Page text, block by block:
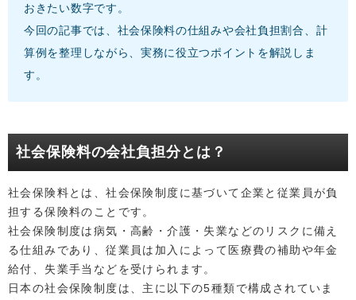
おきたい数字です。
今回の記事では、社会保険料の仕組みや会社負担割合、計
算例を整理しながら、実務に役立つポイントを解説しま
す。
社会保険料の会社負担分とは？
社会保険料とは、社会保険制度に基づいて企業と従業員が負
担する保険料のことです。
社会保険制度は病気・高齢・介護・失業などのリスクに備え
る仕組みであり、従業員は加入によって医療費の補助や年金
給付、失業手当などを受けられます。
日本の社会保険制度は、主に以下の5種類で構成されていま